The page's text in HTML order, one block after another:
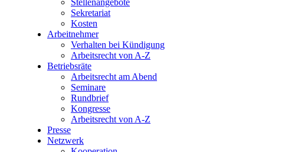
Stellenangebote
Sekretariat
Kosten
Arbeitnehmer
Verhalten bei Kündigung
Arbeitsrecht von A-Z
Betriebsräte
Arbeitsrecht am Abend
Seminare
Rundbrief
Kongresse
Arbeitsrecht von A-Z
Presse
Netzwerk